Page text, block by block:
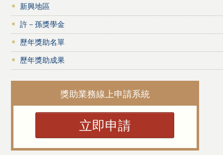
新興地區
許－孫獎學金
歷年獎助名單
歷年獎助成果
獎助業務線上申請系統
立即申請